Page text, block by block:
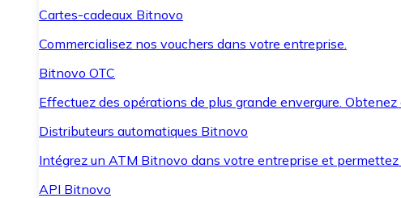
Cartes-cadeaux Bitnovo
Commercialisez nos vouchers dans votre entreprise.
Bitnovo OTC
Effectuez des opérations de plus grande envergure.
Distributeurs automatiques Bitnovo
Intégrez un ATM Bitnovo dans votre entreprise et
API Bitnovo